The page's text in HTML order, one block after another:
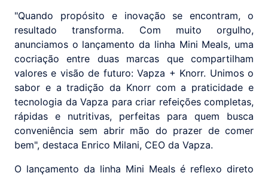
"Quando propósito e inovação se encontram, o
resultado transforma. Com muito orgulho,
anunciamos o lançamento da linha Mini Meals, uma
cocriação entre duas marcas que compartilham
valores e visão de futuro: Vapza + Knorr. Unimos o
sabor e a tradição da Knorr com a praticidade e
tecnologia da Vapza para criar refeições completas,
rápidas e nutritivas, perfeitas para quem busca
conveniência sem abrir mão do prazer de comer
bem", destaca Enrico Milani, CEO da Vapza.
O lançamento da linha Mini Meals é reflexo direto